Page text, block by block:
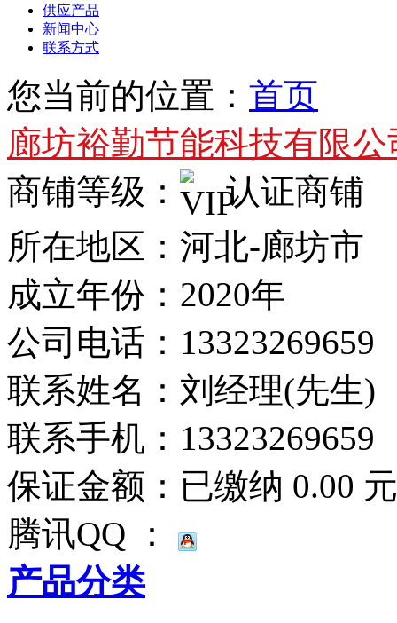
供应产品
新闻中心
联系方式
您当前的位置： 首页
廊坊裕勤节能科技有限公
商铺等级：
认证商铺
所在地区：河北-廊坊市
成立年份：2020年
公司电话： 13323269659
联系姓名：刘经理(先生)
联系手机： 13323269659
保证金额： 已缴纳 0.00 元
腾讯QQ ：
产品分类